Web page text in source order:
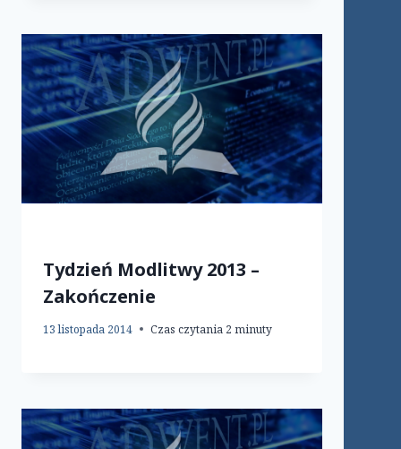
Tydzień Modlitwy 2013 –
Zakończenie
13 listopada 2014 Czas czytania 2 minuty